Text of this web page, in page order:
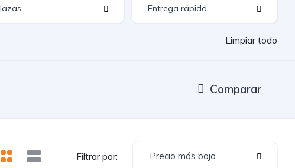
Limpiar todo
Comparar
Filtrar por: Precio más bajo